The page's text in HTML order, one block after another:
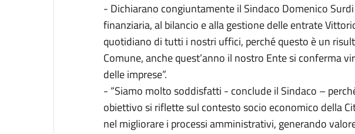
- Dichiarano congiuntamente il Sindaco Domenico
finanziaria, al bilancio e alla gestione delle entrate
quotidiano di tutti i nostri uffici, perché questo è un
Comune, anche quest’anno il nostro Ente si conferma
delle imprese”.
- “Siamo molto soddisfatti - conclude il Sindaco –
obiettivo si riflette sul contesto socio economico della
nel migliorare i processi amministrativi, generando